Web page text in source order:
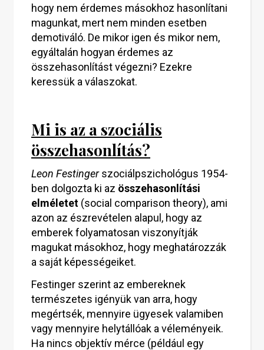
hogy nem érdemes másokhoz hasonlítani
magunkat, mert nem minden esetben
demotiváló. De mikor igen és mikor nem,
egyáltalán hogyan érdemes az
összehasonlítást végezni? Ezekre
keressük a válaszokat.
Mi is az a szociális
összehasonlítás?
Leon Festingerszociálpszichológus 1954-
ben dolgozta ki az összehasonlítási
elméletet (social comparison theory), ami
azon az észrevételen alapul, hogy az
emberek folyamatosan viszonyítják
magukat másokhoz, hogy meghatározzák
a saját képességeiket.
Festinger szerint az embereknek
természetes igényük van arra, hogy
megértsék, mennyire ügyesek valamiben
vagy mennyire helytállóak a véleményeik.
Ha nincs objektív mérce (például egy